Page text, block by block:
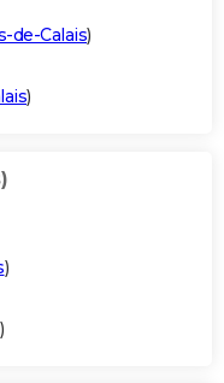
de-Calais)
)
)
)